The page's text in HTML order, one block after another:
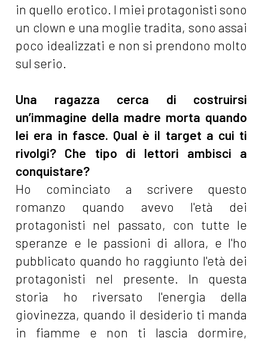
in quello erotico. I miei protagonisti sono
un clown e una moglie tradita, sono assai
poco idealizzati e non si prendono molto
sul serio.
Una ragazza cerca di costruirsi
un’immagine della madre morta quando
lei era in fasce. Qual è il target a cui ti
rivolgi? Che tipo di lettori ambisci a
conquistare?
Ho cominciato a scrivere questo
romanzo quando avevo l'età dei
protagonisti nel passato, con tutte le
speranze e le passioni di allora, e l'ho
pubblicato quando ho raggiunto l'età dei
protagonisti nel presente. In questa
storia ho riversato l'energia della
giovinezza, quando il desiderio ti manda
in fiamme e non ti lascia dormire,